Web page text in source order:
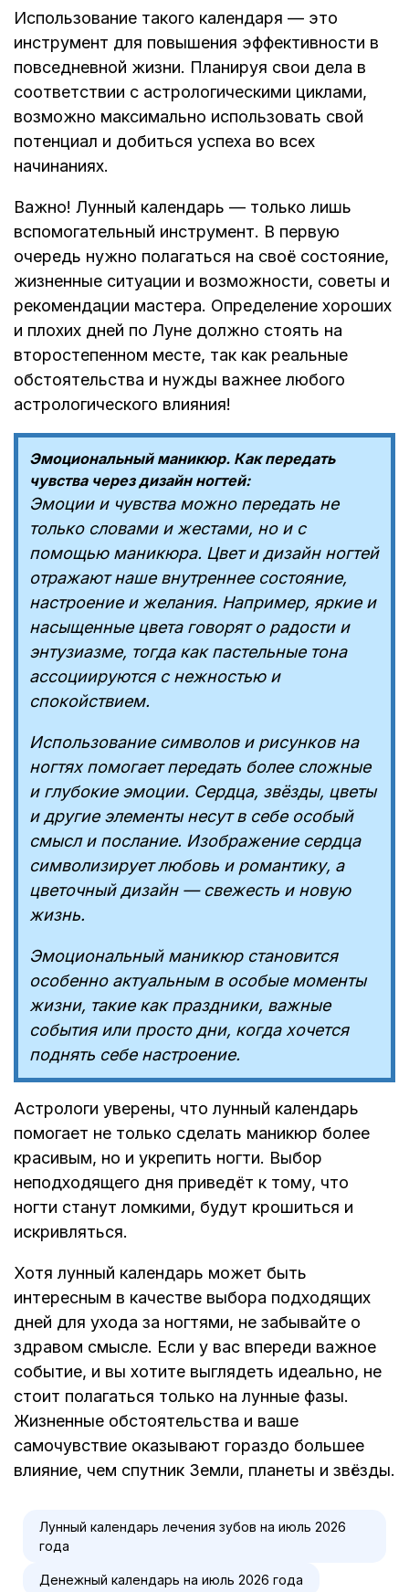
Использование такого календаря — это
инструмент для повышения эффективности в
повседневной жизни. Планируя свои дела в
соответствии с астрологическими циклами,
возможно максимально использовать свой
потенциал и добиться успеха во всех
начинаниях.
Важно! Лунный календарь — только лишь
вспомогательный инструмент. В первую
очередь нужно полагаться на своё состояние,
жизненные ситуации и возможности, советы и
рекомендации мастера. Определение хороших
и плохих дней по Луне должно стоять на
второстепенном месте, так как реальные
обстоятельства и нужды важнее любого
астрологического влияния!
Эмоциональный маникюр. Как передать
чувства через дизайн ногтей:
Эмоции и чувства можно передать не
только словами и жестами, но и с
помощью маникюра. Цвет и дизайн ногтей
отражают наше внутреннее состояние,
настроение и желания. Например, яркие и
насыщенные цвета говорят о радости и
энтузиазме, тогда как пастельные тона
ассоциируются с нежностью и
спокойствием.
Использование символов и рисунков на
ногтях помогает передать более сложные
и глубокие эмоции. Сердца, звёзды, цветы
и другие элементы несут в себе особый
смысл и послание. Изображение сердца
символизирует любовь и романтику, а
цветочный дизайн — свежесть и новую
жизнь.
Эмоциональный маникюр становится
особенно актуальным в особые моменты
жизни, такие как праздники, важные
события или просто дни, когда хочется
поднять себе настроение.
Астрологи уверены, что лунный календарь
помогает не только сделать маникюр более
красивым, но и укрепить ногти. Выбор
неподходящего дня приведёт к тому, что
ногти станут ломкими, будут крошиться и
искривляться.
Хотя лунный календарь может быть
интересным в качестве выбора подходящих
дней для ухода за ногтями, не забывайте о
здравом смысле. Если у вас впереди важное
событие, и вы хотите выглядеть идеально, не
стоит полагаться только на лунные фазы.
Жизненные обстоятельства и ваше
самочувствие оказывают гораздо большее
влияние, чем спутник Земли, планеты и звёзды.
Лунный календарь лечения зубов на июль 2026
года
Денежный календарь на июль 2026 года